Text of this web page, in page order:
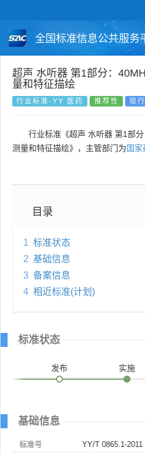
全国标准信息公共服务
国家标准 行业标
团体标准 企业标
国外标准 技术委员
超声 水听器 第1部分：
量和特征描绘
行业标准-YY 医药 推荐性 现行
行业标准《超声 水听器 第1部
测量和特征描绘》，主管部门为国家
目录
1 标准状态
2 基础信息
3 备案信息
4 相近标准(计划)
标准状态
发布 实施
基础信息
标准号
YY/T 0865.1-2011